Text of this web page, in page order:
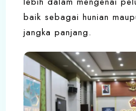
baik sebagai hunian
jangka panjang.